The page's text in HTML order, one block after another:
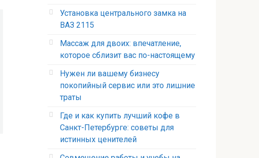
Установка центрального замка на
ВАЗ 2115
Массаж для двоих: впечатление,
которое сблизит вас по-настоящему
Нужен ли вашему бизнесу
покопийный сервис или это лишние
траты
Где и как купить лучший кофе в
Санкт-Петербурге: советы для
истинных ценителей